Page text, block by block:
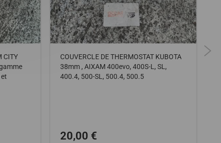
CITY
COUVERCLE DE THERMOSTAT KUBOTA
38mm , AIXAM 400evo, 400S-L, SL,
400.4, 500-SL, 500.4, 500.5
20,00 €